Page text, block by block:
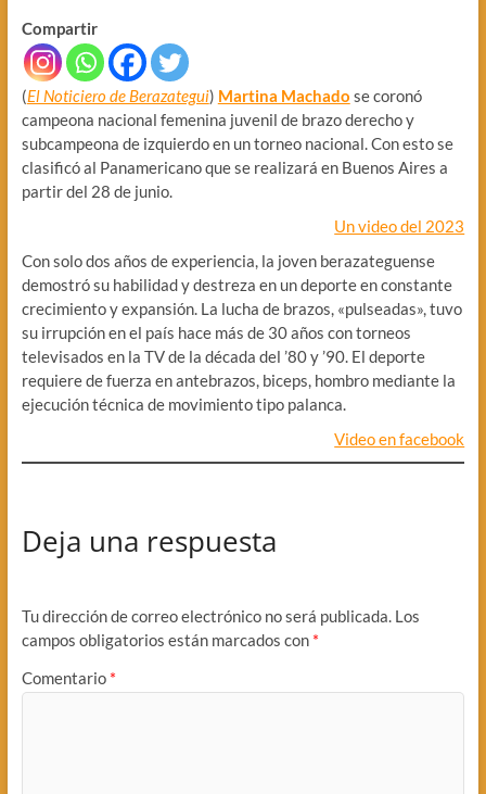
Compartir
(El Noticiero de Berazategui) Martina Machado se coronó
campeona nacional femenina juvenil de brazo derecho y
subcampeona de izquierdo en un torneo nacional. Con esto se
clasificó al Panamericano que se realizará en Buenos Aires a
partir del 28 de junio.
Un video del 2023
Con solo dos años de experiencia, la joven berazateguense
demostró su habilidad y destreza en un deporte en constante
crecimiento y expansión. La lucha de brazos, «pulseadas», tuvo
su irrupción en el país hace más de 30 años con torneos
televisados en la TV de la década del ’80 y ’90. El deporte
requiere de fuerza en antebrazos, biceps, hombro mediante la
ejecución técnica de movimiento tipo palanca.
Video en facebook
Deja una respuesta
Tu dirección de correo electrónico no será publicada. Los
campos obligatorios están marcados con *
Comentario *